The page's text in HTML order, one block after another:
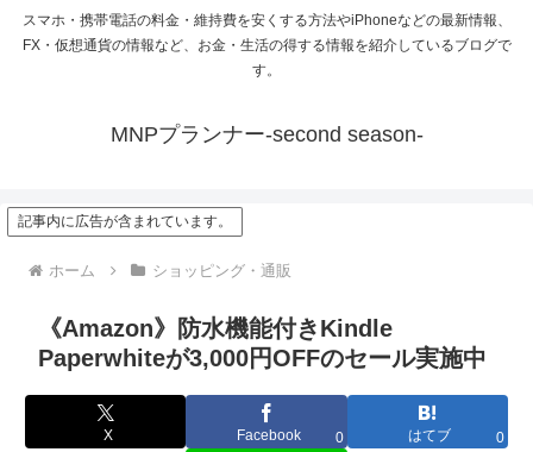
スマホ・携帯電話の料金・維持費を安くする方法やiPhoneなどの最新情報、
FX・仮想通貨の情報など、お金・生活の得する情報を紹介しているブログで
す。
MNPプランナー-second season-
記事内に広告が含まれています。
ホーム ショッピング・通販
《Amazon》防水機能付きKindle
Paperwhiteが3,000円OFFのセール実施中
X Facebook 0 はてブ 0